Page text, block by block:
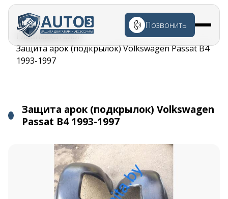
Перейти к
основному
содержанию
Позвонить
Строка
навигации
ГлавнаяКаталог
Защита арок (подкрылок) Volkswagen Passat B4
1993-1997
Защита арок (подкрылок) Volkswagen
Passat B4 1993-1997